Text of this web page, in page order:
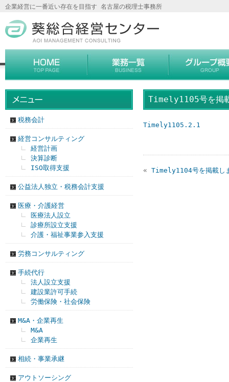
企業経営に一番近い存在を目指す 名古屋の税理士事務所
税務会計
経営コンサルティング
経営計画
決算診断
ISO取得支援
公益法人独立・税務会計支援
医療・介護経営
医療法人設立
診療所設立支援
介護・福祉事業参入支援
労務コンサルティング
手続代行
法人設立支援
建設業許可手続
労働保険・社会保険
M&A・企業再生
M&A
企業再生
相続・事業承継
アウトソーシング
Timely1105号を掲
Timely1105.2.1
« Timely1104号を掲載し